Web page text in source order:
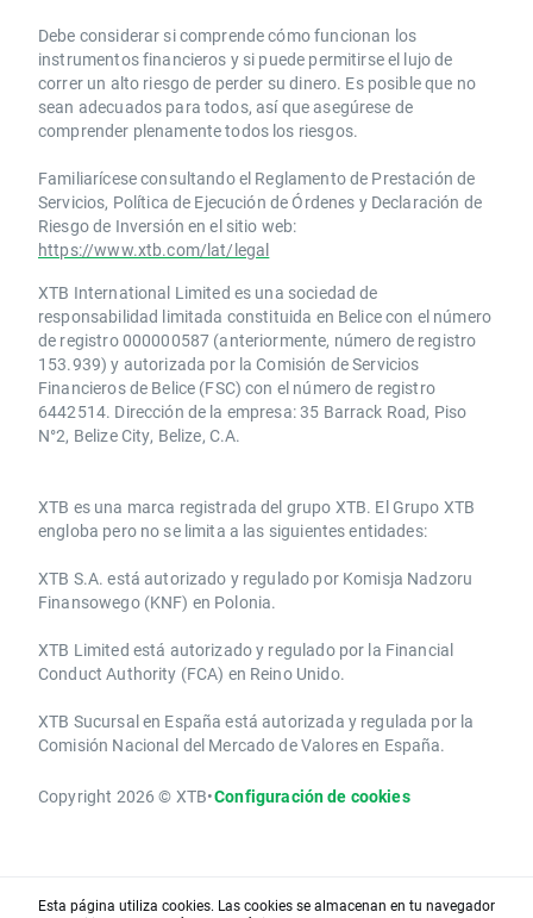
Debe considerar si comprende cómo funcionan los
instrumentos financieros y si puede permitirse el lujo de
correr un alto riesgo de perder su dinero. Es posible que no
sean adecuados para todos, así que asegúrese de
comprender plenamente todos los riesgos.
Familiarícese consultando el Reglamento de Prestación de
Servicios, Política de Ejecución de Órdenes y Declaración de
Riesgo de Inversión en el sitio web:
https://www.xtb.com/lat/legal
XTB International Limited es una sociedad de
responsabilidad limitada constituida en Belice con el número
de registro 000000587 (anteriormente, número de registro
153.939) y autorizada por la Comisión de Servicios
Financieros de Belice (FSC) con el número de registro
6442514. Dirección de la empresa: 35 Barrack Road, Piso
N°2, Belize City, Belize, C.A.
​​XTB es una marca registrada del grupo XTB. El Grupo XTB
engloba pero no se limita a las siguientes entidades:
XTB S.A.​ está autorizado y regulado por Komisja Nadzoru
Finansowego (KNF) ​en Polonia.
XTB Limited ​está autorizado y regulado por la ​Financial
Conduct Authority ​(FCA) en ​​Reino Unido.
XTB Sucursal en España está autorizada y regulada por la
Comisión Nacional del Mercado de Valores en España.
Copyright 2026 © XTB•Configuración de cookies
Esta página utiliza cookies. Las cookies se almacenan en tu navegador